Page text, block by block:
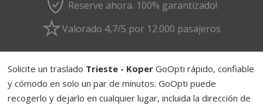
Reserve ahora. 100% garantizado!
Valorado 4,7/5 por 12.000 pasajeros
Solicite un traslado Trieste - Koper GoOpti rápido, confiable
y cómodo en solo un par de minutos. GoOpti puede
recogerlo y dejarlo en cualquier lugar, incluida la dirección de